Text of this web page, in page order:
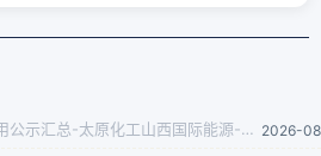
2026年8月山西国企拟录用公示汇总-太原化工山西国际能源-老黄选岗 2026-